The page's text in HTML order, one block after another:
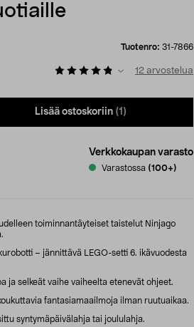
Tuotenro: 31-7866
12 arvostelua
Lisää ostoskoriin (1)
Verkkokaupan varasto
Varastossa (100+)
toiminnantäyteiset taistelut Ninjago
– jännittävä LEGO-setti 6. ikävuodesta
ja selkeät vaihe vaiheelta etenevät ohjeet.
fantasiamaailmoja ilman ruutuaikaa.
syntymäpäivälahja tai joululahja.